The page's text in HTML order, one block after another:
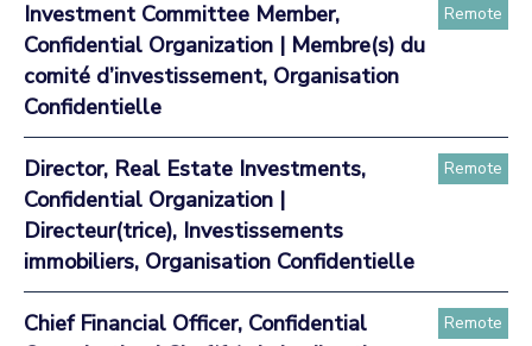
Investment Committee Member,
Confidential Organization | Membre(s) du
comité d’investissement, Organisation
Confidentielle
Remote
Director, Real Estate Investments,
Confidential Organization |
Directeur(trice), Investissements
immobiliers, Organisation Confidentielle
Remote
Chief Financial Officer, Confidential
Remote